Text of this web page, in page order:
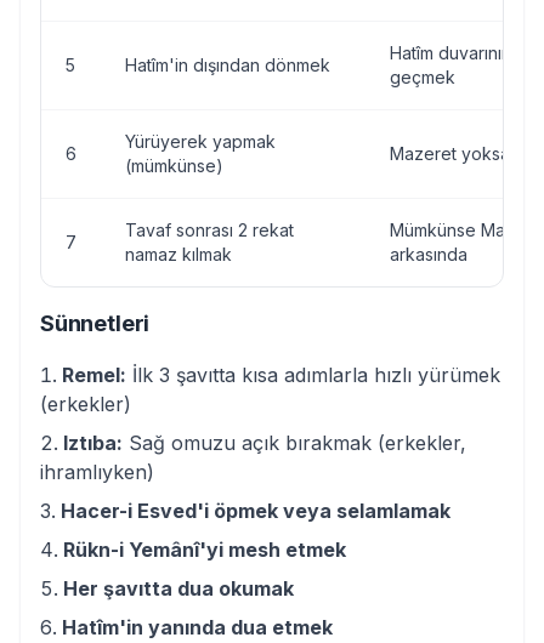
5 Hatîm'in dışından dönmek
Hatîm duvarının
geçmek
6
Yürüyerek yapmak
(mümkünse)
Mazeret yoksa
7
Tavaf sonrası 2 rekat
namaz kılmak
Mümkünse
arkasında
Sünnetleri
Remel: İlk 3 şavıtta kısa adımlarla hızlı yürümek
(erkekler)
Iztıba: Sağ omuzu açık bırakmak (erkekler,
ihramlıyken)
Hacer-i Esved'i öpmek veya selamlamak
Rükn-i Yemânî'yi mesh etmek
Her şavıtta dua okumak
Hatîm'in yanında dua etmek